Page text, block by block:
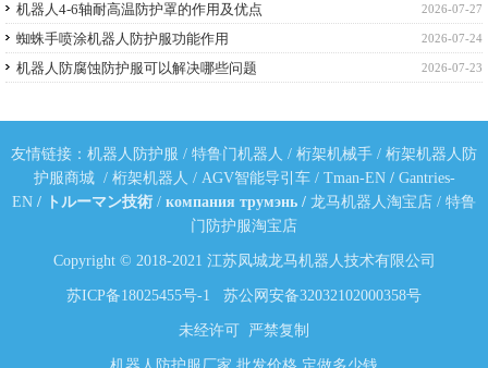
2026-07-27
机器人4-6轴耐高温防护罩的作用及优点
2026-07-24
蜘蛛手喷涂机器人防护服功能作用
2026-07-23
机器人防腐蚀防护服可以解决哪些问题
友情链接： 机器人防护服 / 特鲁门机器人 / 桁架机械手 / 桁架机器人防
护服商城/ 桁架机器人 / AGV智能导引车/ Tman-EN/ Gantries-
EN / トルーマン技術 / компания трумэнь / 龙马机器人淘宝店 / 特鲁
门防护服淘宝店
Copyright © 2018-2021 江苏凤城龙马机器人技术有限公司
苏ICP备18025455号-1 苏公网安备32032102000358号
未经许可 严禁复制